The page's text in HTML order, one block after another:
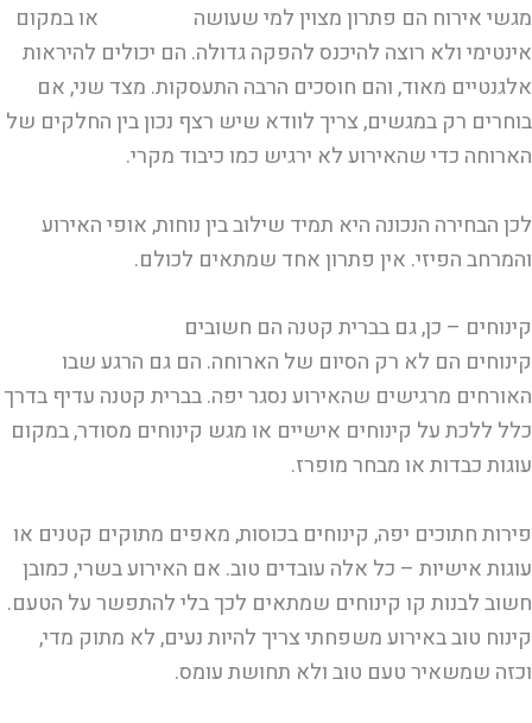
מגשי אירוח הם פתרון מצוין למי שעושה
או במקום
אינטימי ולא רוצה להיכנס להפקה גדולה. הם יכולים להיראות
אלגנטיים מאוד, והם חוסכים הרבה התעסקות. מצד שני, אם
בוחרים רק במגשים, צריך לוודא שיש רצף נכון בין החלקים של
הארוחה כדי שהאירוע לא ירגיש כמו כיבוד מקרי.
לכן הבחירה הנכונה היא תמיד שילוב בין נוחות, אופי האירוע
והמרחב הפיזי. אין פתרון אחד שמתאים לכולם.
קינוחים – כן, גם בברית קטנה הם חשובים
קינוחים הם לא רק הסיום של הארוחה. הם גם הרגע שבו
האורחים מרגישים שהאירוע נסגר יפה. בברית קטנה עדיף בדרך
כלל ללכת על קינוחים אישיים או מגש קינוחים מסודר, במקום
עוגות כבדות או מבחר מופרז.
פירות חתוכים יפה, קינוחים בכוסות, מאפים מתוקים קטנים או
עוגות אישיות – כל אלה עובדים טוב. אם האירוע בשרי, כמובן
חשוב לבנות קו קינוחים שמתאים לכך בלי להתפשר על הטעם.
קינוח טוב באירוע משפחתי צריך להיות נעים, לא מתוק מדי,
וכזה שמשאיר טעם טוב ולא תחושת עומס.